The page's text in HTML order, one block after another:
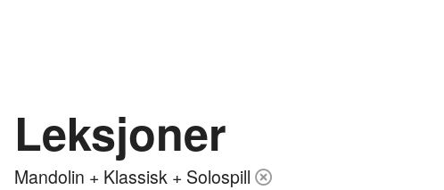
Leksjoner
Mandolin + Klassisk + Solospill